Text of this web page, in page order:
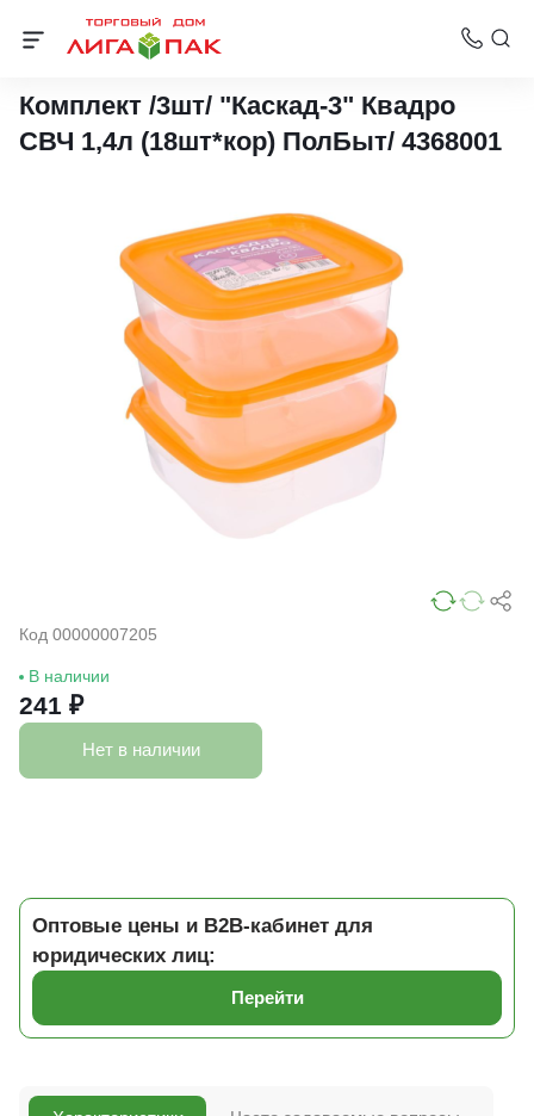
Контейнеры Полимербыт
Комплект /3шт/ "Каскад-3" Квадро
СВЧ 1,4л (18шт*кор) ПолБыт/ 4368001
Код 00000007205
В наличии
241 ₽
Нет в наличии
Оптовые цены и B2B-кабинет для
юридических лиц:
Перейти